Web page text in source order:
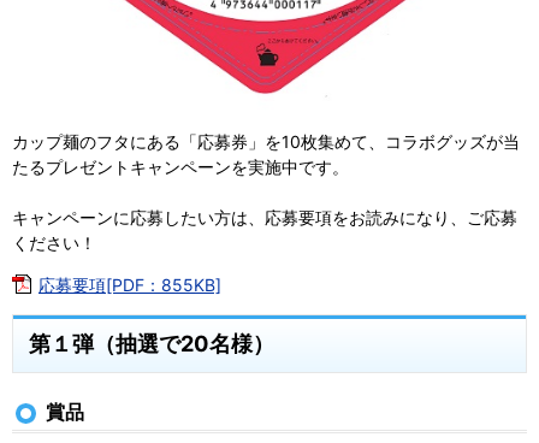
カップ麺のフタにある「応募券」を10枚集めて、コラボグッズが当
たるプレゼントキャンペーンを実施中です。
キャンペーンに応募したい方は、応募要項をお読みになり、ご応募
ください！
応募要項[PDF：855KB]
第１弾（抽選で20名様）
賞品